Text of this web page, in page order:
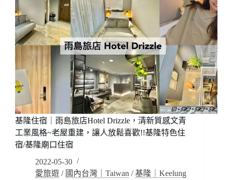
Hotel，
清
新
明
亮
鬆
房
舒
適
好
躺
基隆住宿｜雨島旅店Hotel Drizzle，清新質感文青
工業風格~老屋重建，讓人放鬆喜歡!!基隆特色住
宿/基隆廟口住宿
2022-05-30
愛旅遊 / 國內台灣｜Taiwan /基隆｜Keelung